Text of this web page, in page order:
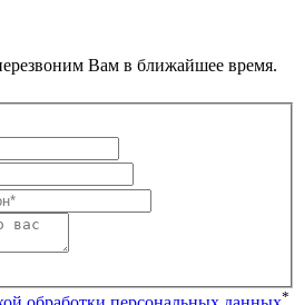
Вам в ближайшее время.
*